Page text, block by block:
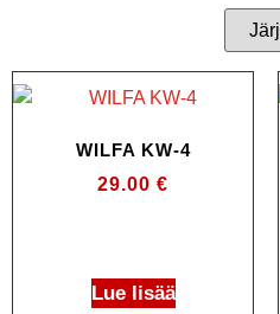
WILFA KW-4
29.00 €
Lue lisää